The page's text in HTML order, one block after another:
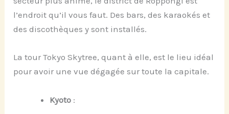
l’endroit qu’il vous faut. Des bars, des karaokés et
des discothèques y sont installés.
La tour Tokyo Skytree, quant à elle, est le lieu idéal
pour avoir une vue dégagée sur toute la capitale.
Kyoto :